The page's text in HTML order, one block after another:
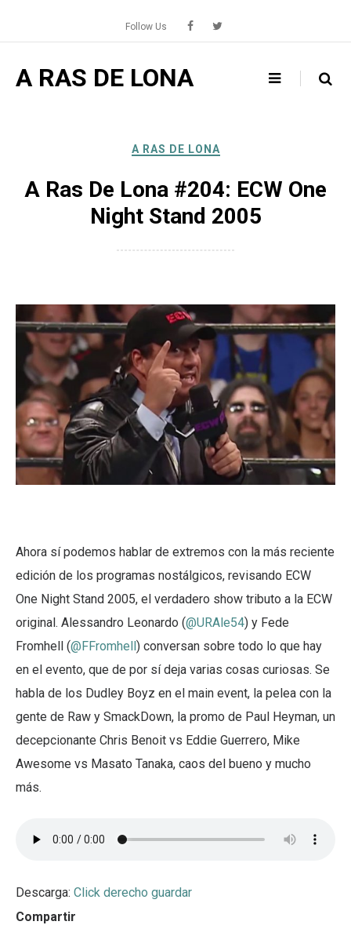
content
Follow Us
A RAS DE LONA
A RAS DE LONA
A Ras De Lona #204: ECW One
Night Stand 2005
Ahora sí podemos hablar de extremos con la más reciente
edición de los programas nostálgicos, revisando ECW
One Night Stand 2005, el verdadero show tributo a la ECW
original. Alessandro Leonardo (@URAle54) y Fede
Fromhell (@FFromhell) conversan sobre todo lo que hay
en el evento, que de por sí deja varias cosas curiosas. Se
habla de los Dudley Boyz en el main event, la pelea con la
gente de Raw y SmackDown, la promo de Paul Heyman, un
decepcionante Chris Benoit vs Eddie Guerrero, Mike
Awesome vs Masato Tanaka, caos del bueno y mucho
más.
Descarga: Click derecho guardar
Compartir